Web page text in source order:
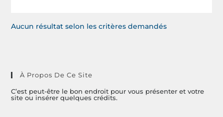
Aucun résultat selon les critères demandés
À Propos De Ce Site
C’est peut-être le bon endroit pour vous présenter et votre
site ou insérer quelques crédits.